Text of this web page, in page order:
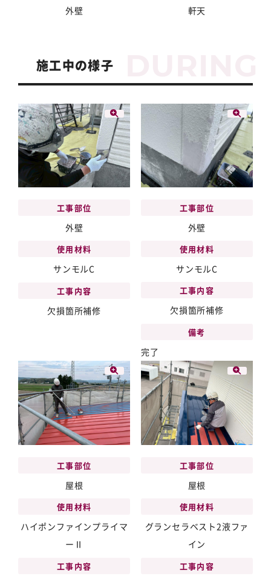
外壁 軒天
施工中の様子
工事部位
外壁
使用材料
サンモルC
工事内容
欠損箇所補修
工事部位
外壁
使用材料
サンモルC
工事内容
欠損箇所補修
備考
完了
工事部位
屋根
使用材料
ハイポンファインプライマ
ーⅡ
工事内容
工事部位
屋根
使用材料
グランセラベスト2液ファ
イン
工事内容